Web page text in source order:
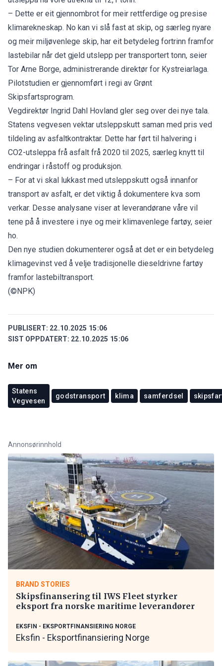
– Dette er eit gjennombrot for meir rettferdige og presise
klimarekneskap. No kan vi slå fast at skip, og særleg nyare
og meir miljøvenlege skip, har eit betydeleg fortrinn framfor
lastebilar når det gjeld utslepp per transportert tonn, seier
Tor Arne Borge, administrerande direktør for Kystreiarlaga.
Pilotstudien er gjennomført i regi av Grønt
Skipsfartsprogram.
Vegdirektør Ingrid Dahl Hovland gler seg over dei nye tala.
Statens vegvesen vektar utsleppskutt saman med pris ved
tildeling av asfaltkontraktar. Dette har ført til halvering i
CO2-utsleppa frå asfalt frå 2020 til 2025, særleg knytt til
endringar i råstoff og produksjon.
– For at vi skal lukkast med utsleppskutt også innanfor
transport av asfalt, er det viktig å dokumentere kva som
verkar. Desse analysane viser at leverandørane våre vil
tene på å investere i nye og meir klimavenlege fartøy, seier
ho.
Den nye studien dokumenterer også at det er ein betydeleg
klimagevinst ved å velje tradisjonelle dieseldrivne fartøy
framfor lastebiltransport.
(©NPK)
PUBLISERT: 22.10.2025 15:06
SIST OPPDATERT: 22.10.2025 15:06
Mer om
Statens
Vegvesen
godstransport klima samferdsel
Annonsørinnhold
BRAND STORIES
Skipsfinansering til IWS Fleet styrker
eksport fra norske maritime leverandører
EKSFIN - EKSPORTFINANSIERING NORGE
Eksfin - Eksportfinansiering Norge